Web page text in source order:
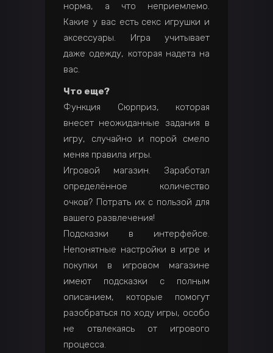
норма, а что неприемлемо.
Какие у вас есть секс игрушки и
аксессуары. Игра учитывает
даже одежду, которая надета на
вас.
Что еще?
Функция Сюрприз, которая
внесет неожиданные задания в
игру, случайно и порой смело
меняя правила игры.
Игровой магазин. Заработал
определённое количество
очков? Потрать их с пользой для
вашего развлечения!
Подсказки в интерфейсе.
Непонятные настройки в игре и
покупки в игровом магазине
имеют подсказки с полным
описанием, которые помогут
разобраться по ходу игры, особо
не отвлекаясь от игрового
процесса.